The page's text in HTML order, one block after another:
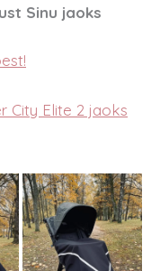
Sinu jaoks
City Elite 2 jaoks